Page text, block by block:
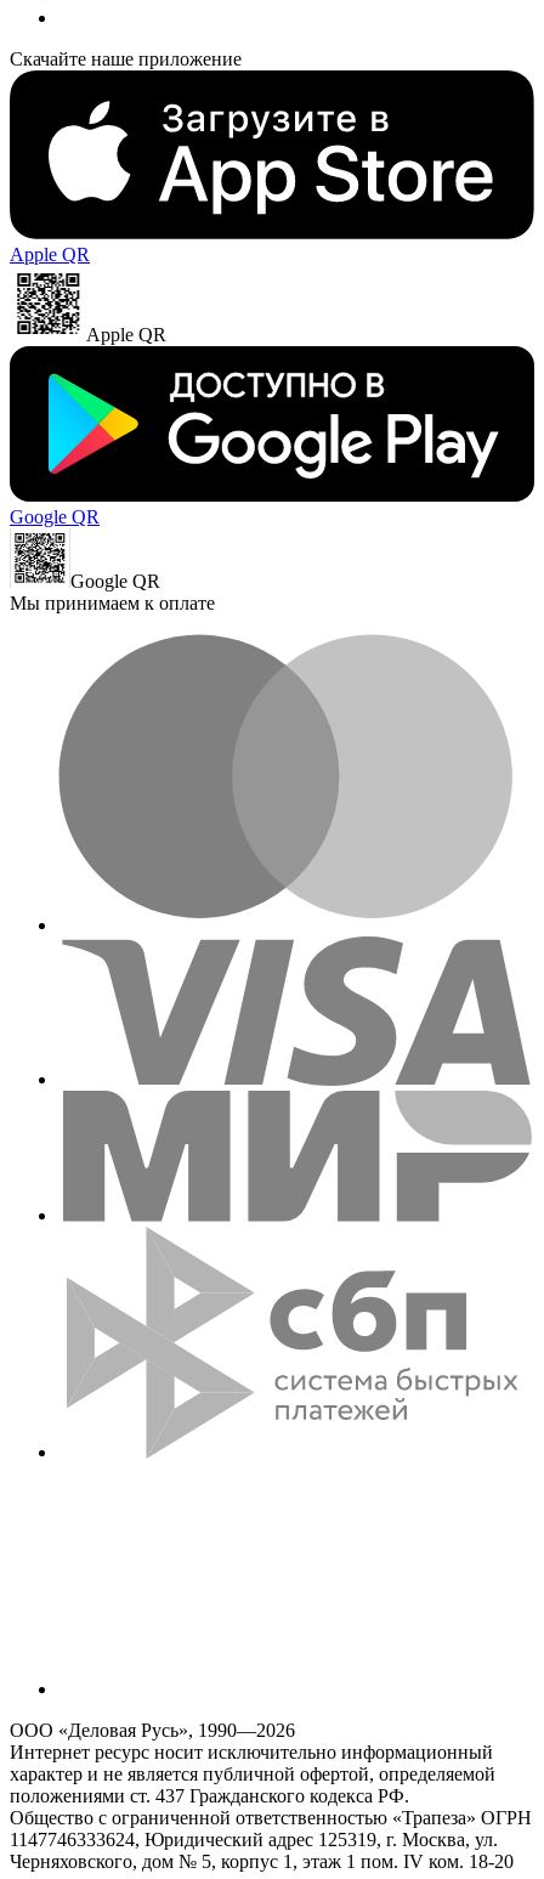
Скачайте наше приложение
Apple QR
Apple QR
Google QR
Google QR
Мы принимаем к оплате
ООО «Деловая Русь», 1990—2026
Интернет ресурс носит исключительно информационный
характер и не является публичной офертой, определяемой
положениями ст. 437 Гражданского кодекса РФ.
Общество с ограниченной ответственностью «Трапеза» ОГРН
1147746333624, Юридический адрес 125319, г. Москва, ул.
Черняховского, дом № 5, корпус 1, этаж 1 пом. IV ком. 18-20